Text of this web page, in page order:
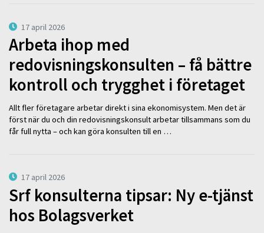
17 april 2026
Arbeta ihop med
redovisningskonsulten – få bättre
kontroll och trygghet i företaget
Allt fler företagare arbetar direkt i sina ekonomisystem. Men det är
först när du och din redovisningskonsult arbetar tillsammans som du
får full nytta – och kan göra konsulten till en …
17 april 2026
Srf konsulterna tipsar: Ny e-tjänst
hos Bolagsverket